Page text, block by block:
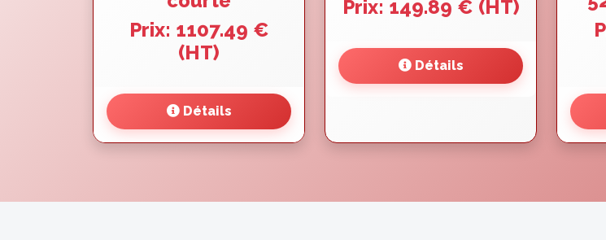
Prix: 1107.49 €
(HT)
Détails
Prix: 149.89 € (HT)
Détails